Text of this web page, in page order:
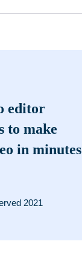
editor
to make
in minutes
2021